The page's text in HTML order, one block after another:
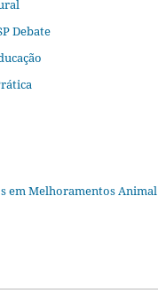
Debate
em Melhoramentos Animal